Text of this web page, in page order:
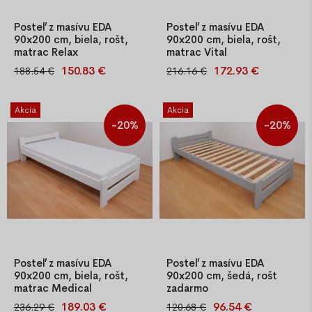
Posteľ z masívu EDA
90x200 cm, biela, rošt,
matrac Relax
Kvalitná jednolôžková posteľ
25–27 mm, farba biela, s
latkovým roštom. Jednoduchá
montáž, stabilná konštrukcia.
Súčasťou je aj PUR matrac T-
25 so snímateľným poť
188.54 € 150.83 €
Posteľ z masívu EDA
90x200 cm, biela, rošt,
matrac Vital
Kvalitná jednolôžková posteľ
25–27 mm, farba biela, s
latkovým roštom. Jednoduchá
montáž, stabilná konštrukcia.
Súčasťou je aj PUR matrac T-
25 so snímateľným poť
216.16 € 172.93 €
Akcia
-20%
Posteľ z masívu EDA
90x200 cm, biela, rošt,
matrac Medical
Kvalitná jednolôžková posteľ
236.29 € 189.03 €
Akcia
-20%
Posteľ z masívu EDA
90x200 cm, šedá, rošt
zadarmo
Kvalitná jednolôžková posteľ
120.68 € 96.54 €